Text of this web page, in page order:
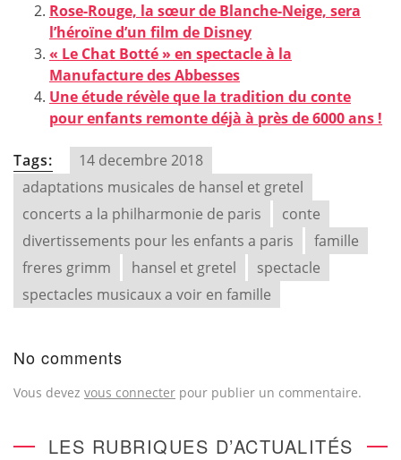
Rose-Rouge, la sœur de Blanche-Neige, sera
l’héroïne d’un film de Disney
« Le Chat Botté » en spectacle à la
Manufacture des Abbesses
Une étude révèle que la tradition du conte
pour enfants remonte déjà à près de 6000 ans !
Tags:
14 decembre 2018
adaptations musicales de hansel et gretel
concerts a la philharmonie de paris
conte
divertissements pour les enfants a paris
famille
freres grimm
hansel et gretel
spectacle
spectacles musicaux a voir en famille
No comments
Vous devez vous connecter pour publier un commentaire.
LES RUBRIQUES D’ACTUALITÉS